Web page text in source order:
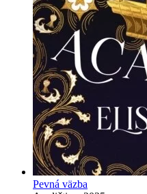
Pevná väzba